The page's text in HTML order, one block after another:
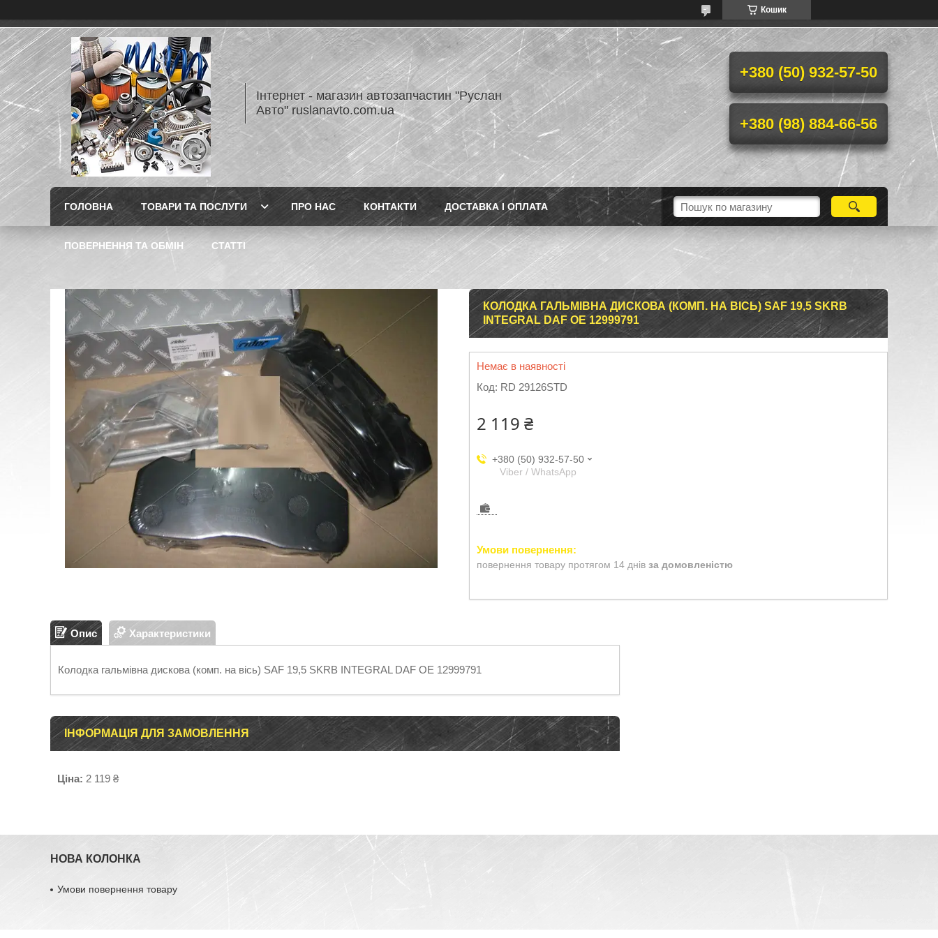
Кошик
Інтернет - магазин автозапчастин "Руслан
Авто" ruslanavto.com.ua
+380 (50) 932-57-50
+380 (98) 884-66-56
ГОЛОВНА ТОВАРИ ТА ПОСЛУГИ ПРО НАС КОНТАКТИ ДОСТАВКА І ОПЛАТА
ПОВЕРНЕННЯ ТА ОБМІН СТАТТІ
КОЛОДКА ГАЛЬМІВНА ДИСКОВА (КОМП. НА ВІСЬ) SAF 19,5 SKRB
INTEGRAL DAF ОЕ 12999791
Немає в наявності
Код: RD 29126STD
2 119 ₴
+380 (50) 932-57-50
Viber / WhatsApp
повернення товару протягом 14 днів за домовленістю
Опис Характеристики
Колодка гальмівна дискова (комп. на вісь) SAF 19,5 SKRB INTEGRAL DAF ОЕ 12999791
ІНФОРМАЦІЯ ДЛЯ ЗАМОВЛЕННЯ
Ціна: 2 119 ₴
НОВА КОЛОНКА
Умови повернення товару